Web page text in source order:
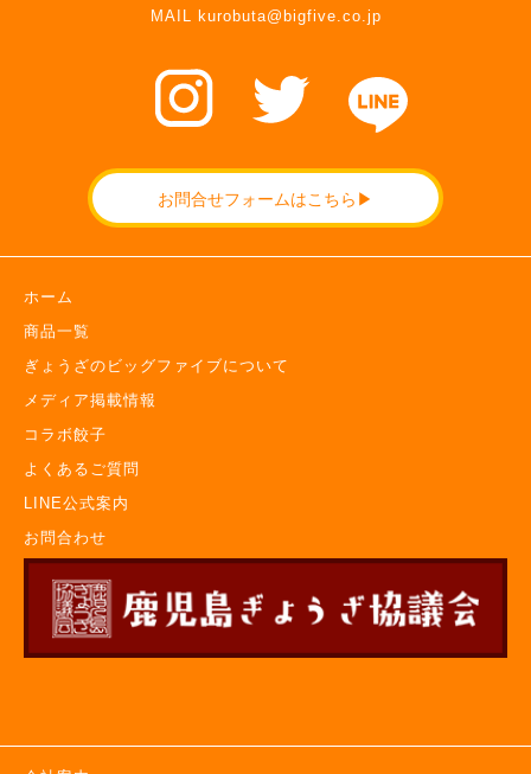
MAIL kurobuta@bigfive.co.jp
お問合せフォームはこちら▶
ホーム
商品一覧
ぎょうざのビッグファイブについて
メディア掲載情報
コラボ餃子
よくあるご質問
LINE公式案内
お問合わせ